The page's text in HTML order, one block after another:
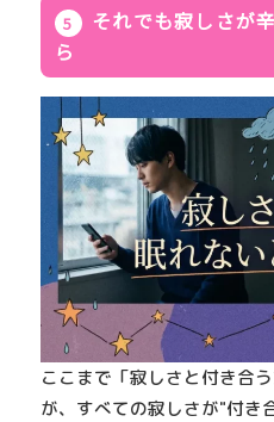
それでも寂しさが
ら
ここまで「寂しさと付き合
が、すべての寂しさが"付き